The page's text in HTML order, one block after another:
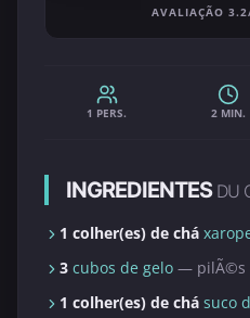
AVALIAÇÃO
1 PERS. 2 MIN.
INGREDIENTES DU
1 colher(es) de chá
3 cubos de gelo — pilÃ©s
1 colher(es) de chá suco